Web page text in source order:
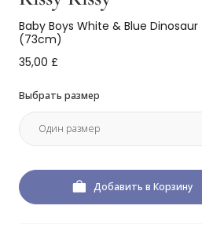
Baby Boys White & Blue
(73cm)
35,00 £
Выбрать размер
Добавить в Корзину